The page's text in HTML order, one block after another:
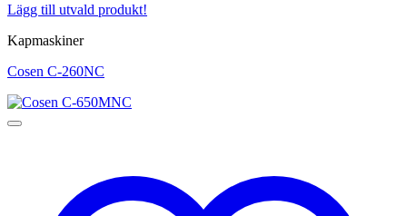
Lägg till utvald produkt!
Kapmaskiner
Cosen C-260NC